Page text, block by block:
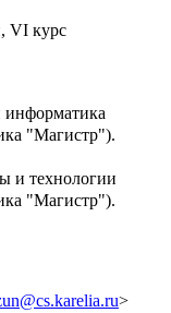
VI курс
информатика
"Магистр").
и технологии
"Магистр").
>